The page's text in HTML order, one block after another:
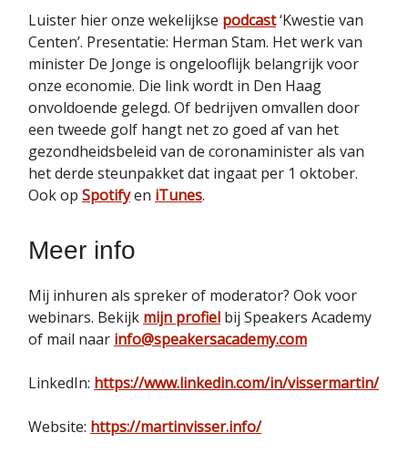
Luister hier onze wekelijkse podcast‘Kwestie van
Centen’. Presentatie: Herman Stam. Het werk van
minister De Jonge is ongelooflijk belangrijk voor
onze economie. Die link wordt in Den Haag
onvoldoende gelegd. Of bedrijven omvallen door
een tweede golf hangt net zo goed af van het
gezondheidsbeleid van de coronaminister als van
het derde steunpakket dat ingaat per 1 oktober.
Ook op Spotifyen iTunes.
Meer info
Mij inhuren als spreker of moderator? Ook voor
webinars. Bekijk mijn profiel bij Speakers Academy
of mail naar info@speakersacademy.com
LinkedIn: https://www.linkedin.com/in/vissermartin/
Website: https://martinvisser.info/